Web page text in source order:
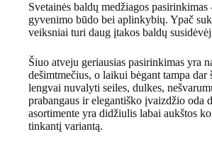
Svetainės baldų medžiagos
gyvenimo būdo bei aplinkybių. Ypač
veiksniai turi daug įtakos baldų
Šiuo atveju geriausias pasirinkimas yra
dešimtmečius, o laikui bėgant tampa
lengvai nuvalyti seiles, dulkes,
prabangaus ir elegantiško įvaizdžio
asortimente yra didžiulis labai aukštos
tinkantį variantą.